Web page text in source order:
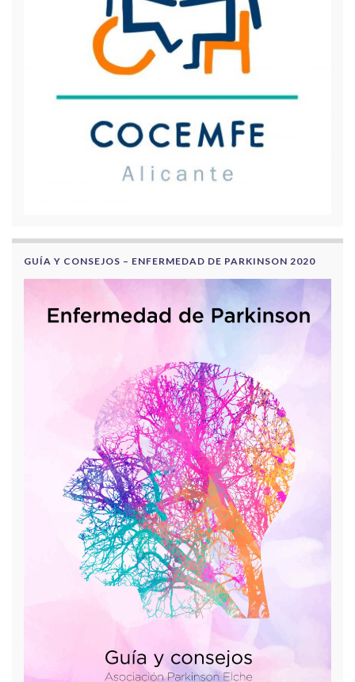
GUÍA Y CONSEJOS – ENFERMEDAD DE PARKINSON 2020